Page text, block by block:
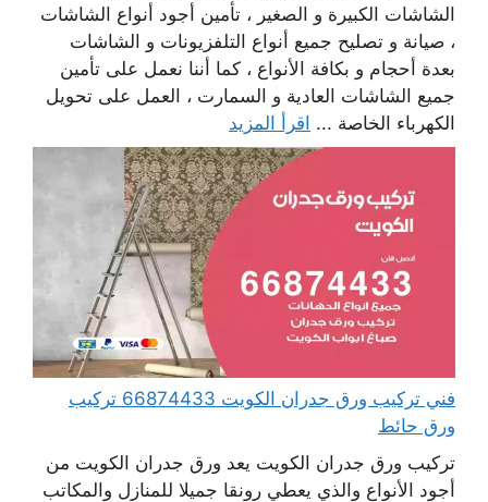
الشاشات الكبيرة و الصغير ، تأمين أجود أنواع الشاشات
، صيانة و تصليح جميع أنواع التلفزيونات و الشاشات
بعدة أحجام و بكافة الأنواع ، كما أننا نعمل على تأمين
جميع الشاشات العادية و السمارت ، العمل على تحويل
الكهرباء الخاصة ... اقرأ المزيد
فني تركيب ورق جدران الكويت 66874433 تركيب
ورق حائط
تركيب ورق جدران الكويت يعد ورق جدران الكويت من
أجود الأنواع والذي يعطي رونقا جميلا للمنازل والمكاتب